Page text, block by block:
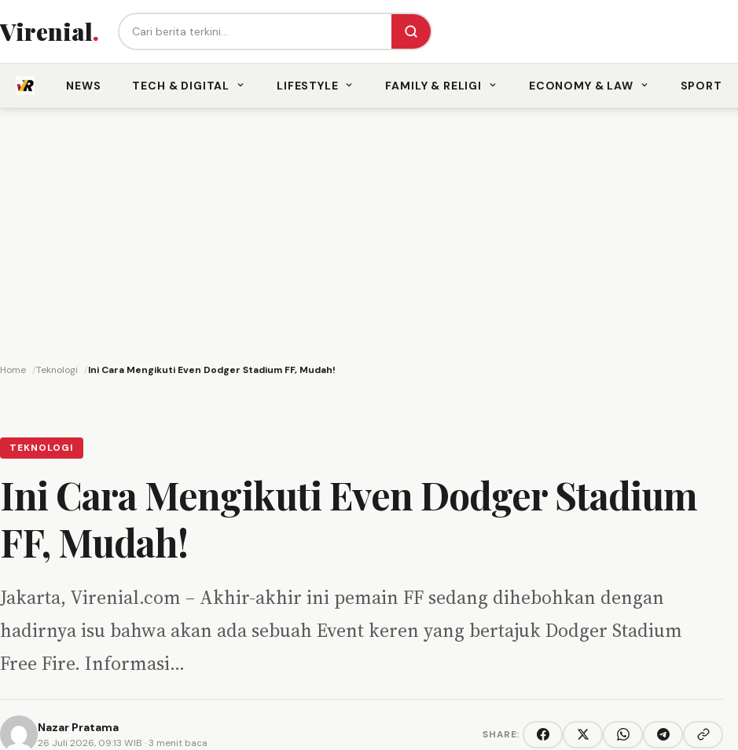
Virenial. Cari berita...
NEWS TECH & DIGITAL LIFESTYLE FAMILY & RELIGI ECONOMY & LAW SPORT
Home Teknologi Ini Cara Mengikuti Even Dodger Stadium FF, Mudah!
TEKNOLOGI
Ini Cara Mengikuti Even Dodger Stadium
FF, Mudah!
Jakarta, Virenial.com – Akhir-akhir ini pemain FF sedang dihebohkan dengan
hadirnya isu bahwa akan ada sebuah Event keren yang bertajuk Dodger Stadium
Free Fire. Informasi…
Nazar Pratama
26 Juli 2026, 09:13 WIB · 3 menit baca
SHARE: FacebookTwitter/XWhatsAppTelegramCopy link